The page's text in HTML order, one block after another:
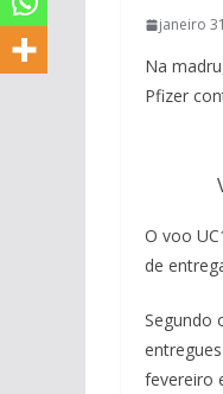
janeiro
Na
Pfizer
O voo
de
Segundo
fevereiro